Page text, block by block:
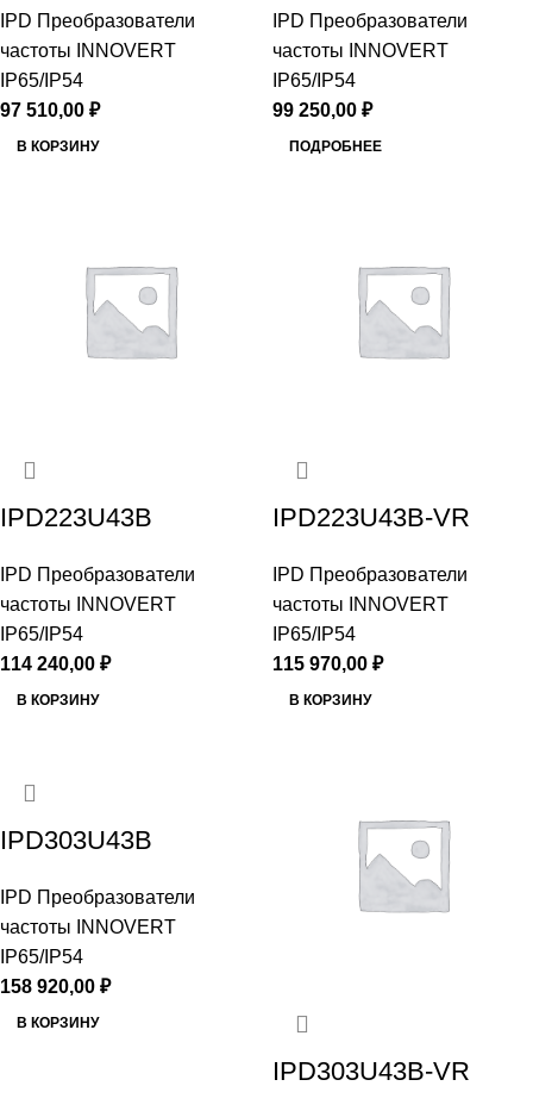
IPD Преобразователи
частоты INNOVERT
IP65/IP54
97 510,00 ₽
В КОРЗИНУ
IPD Преобразователи
частоты INNOVERT
IP65/IP54
99 250,00 ₽
ПОДРОБНЕЕ
IPD223U43B
IPD Преобразователи
частоты INNOVERT
IP65/IP54
114 240,00 ₽
В КОРЗИНУ
IPD223U43B-VR
IPD Преобразователи
частоты INNOVERT
IP65/IP54
115 970,00 ₽
В КОРЗИНУ
IPD303U43B
IPD Преобразователи
частоты INNOVERT
IP65/IP54
158 920,00 ₽
В КОРЗИНУ
IPD303U43B-VR